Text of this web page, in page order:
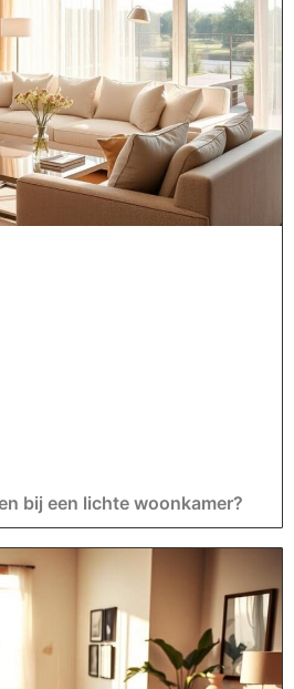
bij een lichte woonkamer?